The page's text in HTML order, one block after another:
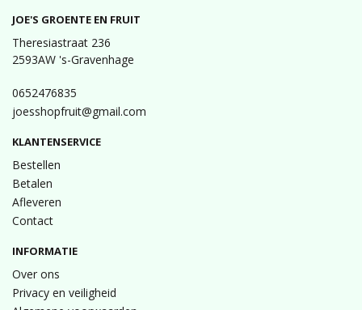
JOE'S GROENTE EN FRUIT
Theresiastraat 236
2593AW 's-Gravenhage
0652476835
joesshopfruit@gmail.com
KLANTENSERVICE
Bestellen
Betalen
Afleveren
Contact
INFORMATIE
Over ons
Privacy en veiligheid